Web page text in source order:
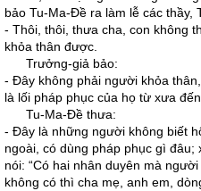
bảo Tu-Ma-Đề ra làm lễ các thầy,
- Thôi, thôi, thưa cha, con không
khỏa thân được.
Trưởng-giả bảo:
- Đây không phải người khỏa
là lối pháp phục của họ từ xưa
Tu-Ma-Đề thưa:
- Đây là những người không biết
ngoài, có dùng pháp phục gì
nói: “Có hai nhân duyên mà
không có thì cha mẹ, anh em,